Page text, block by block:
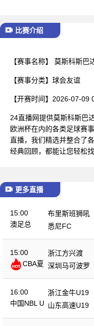
比赛介绍
【赛事名称】 莫斯科斯巴
【赛事分类】 球会友谊
【开赛时间】 2026-07-09
24直播网提供莫斯科斯巴
欧洲杯在内的各类足球赛
直播，我们精选并整合了
经典回顾，都能让您轻松
更多直播
15:00
澳足总
布里斯班狮吼
悉尼FC
15:00
CBA夏
浙江方兴渡
深圳马可波罗
16:00
中国NBL U
浙江金牛U19
山东高速U19